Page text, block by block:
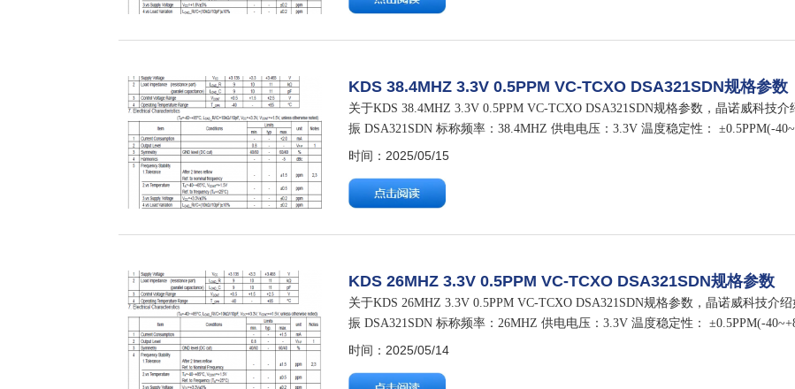
KDS 38.4MHZ 3.3V 0.5PPM VC-TCXO DSA321SDN规格参数
关于KDS 38.4MHZ 3.3V 0.5PPM VC-TCXO DSA321SDN规格参数，晶诺威科技
振 DSA321SDN 标称频率：38.4MHZ 供电电压：3.3V 温度稳定性： ±0.5PPM(-
时间：2025/05/15
KDS 26MHZ 3.3V 0.5PPM VC-TCXO DSA321SDN规格参数
关于KDS 26MHZ 3.3V 0.5PPM VC-TCXO DSA321SDN规格参数，晶诺威科技介
振 DSA321SDN 标称频率：26MHZ 供电电压：3.3V 温度稳定性： ±0.5PPM(-
Vcont=1.5V±1V(…
时间：2025/05/14